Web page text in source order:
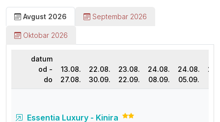
Avgust 2026 Septembar 2026
Oktobar 2026
datum
od -
do
13.08.
27.08.
22.08.
30.09.
23.08.
22.09.
24.08.
08.09.
24.08.
05.09.
Essentia Luxury - Kinira